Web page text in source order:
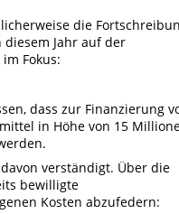
die
Jahr auf der
Fokus:
dass zur Finanzierung
in Höhe von 15
verständigt. Über die
bewilligte
Kosten abzufedern: